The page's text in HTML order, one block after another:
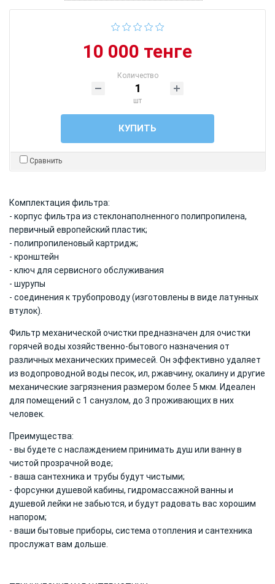
10 000 тенге
Количество
шт
КУПИТЬ
Сравнить
Комплектация фильтра:
- корпус фильтра из стеклонаполненного полипропилена,
первичный европейский пластик;
- полипропиленовый картридж;
- кронштейн
- ключ для сервисного обслуживания
- шурупы
- соединения к трубопроводу (изготовлены в виде латунных
втулок).
Фильтр механической очистки предназначен для очистки
горячей воды хозяйственно-бытового назначения от
различных механических примесей. Он эффективно удаляет
из водопроводной воды песок, ил, ржавчину, окалину и другие
механические загрязнения размером более 5 мкм. Идеален
для помещений с 1 санузлом, до 3 проживающих в них
человек.
Преимущества:
- вы будете с наслаждением принимать душ или ванну в
чистой прозрачной воде;
- ваша сантехника и трубы будут чистыми;
- форсунки душевой кабины, гидромассажной ванны и
душевой лейки не забьются, и будут радовать вас хорошим
напором;
- ваши бытовые приборы, система отопления и сантехника
прослужат вам дольше.